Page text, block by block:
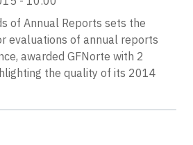
of Annual Reports sets the
evaluations of annual reports
awarded GFNorte with 2
the quality of its 2014